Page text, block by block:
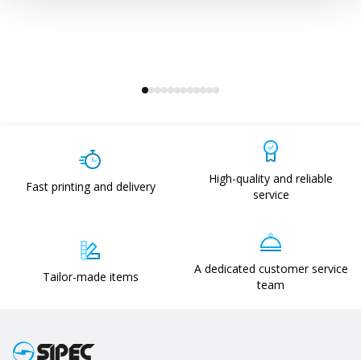
Fast printing and delivery
High-quality and reliable
service
Tailor-made items
A dedicated customer service
team